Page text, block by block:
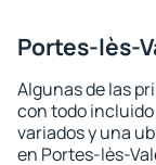
Portes-lès-
Algunas de las
con todo
variados y una
en Portes-lès-